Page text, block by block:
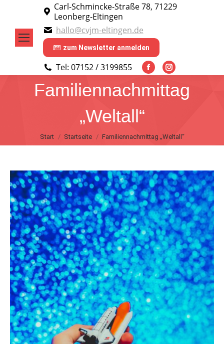
Carl-Schmincke-Straße 78, 71229
Leonberg-Eltingen
hallo@cvjm-eltingen.de
zum Newsletter anmelden
Tel: 07152 / 3199855
Facebook
page
opens
window
Instagram
page
opens
window
Familiennachmittag
„Weltall“
Sie befinden sich hier:
Start Startseite Familiennachmittag „Weltall“